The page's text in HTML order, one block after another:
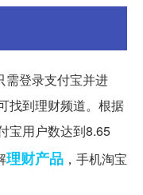
需登录支付宝并进
找到理财频道。根据
宝用户数达到8.65
理财产品 ，手机淘宝